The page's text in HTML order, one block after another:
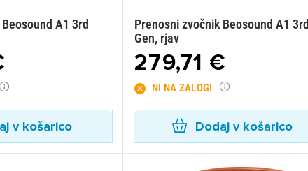
A1 3rd
v košarico
Prenosni zvočnik Beosound A1 3rd
Gen, rjav
279,71 €
NI NA ZALOGI
Dodaj v košarico